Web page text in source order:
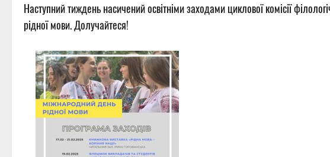
Наступний тиждень насичений освітніми заходами циклової комісії
рідної мови. Долучайтеся!